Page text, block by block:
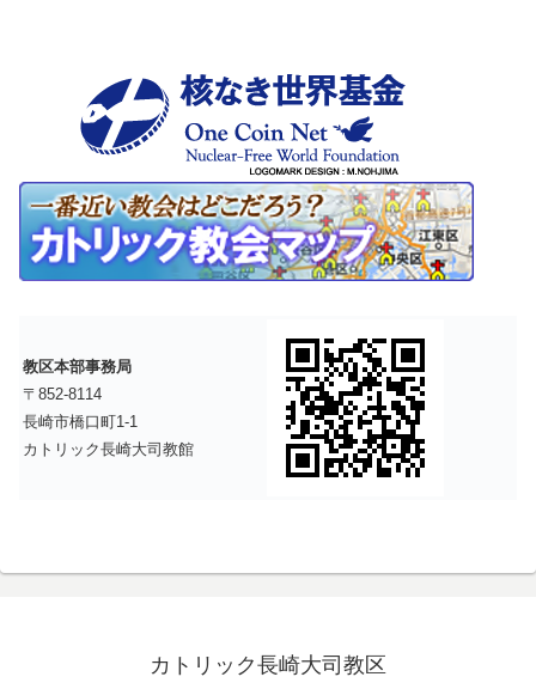
教区本部事務局
〒852-8114
長崎市橋口町1-1
カトリック長崎大司教館
カトリック長崎大司教区